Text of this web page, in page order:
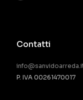
Contatti
P. IVA 00261470017